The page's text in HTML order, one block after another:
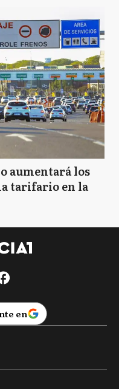
aumentará los
tarifario en la
en